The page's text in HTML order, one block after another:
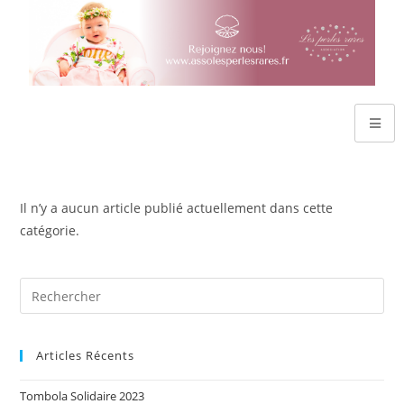
Il n’y a aucun article publié actuellement dans cette
catégorie.
Articles Récents
Tombola Solidaire 2023